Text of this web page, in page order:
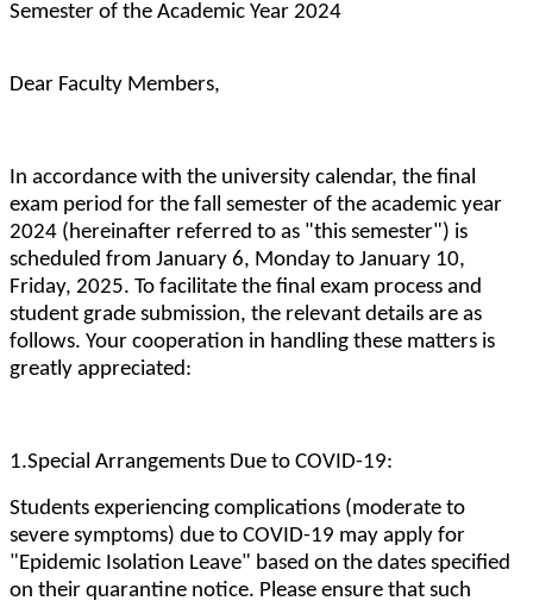
Semester of the Academic Year 2024
Dear Faculty Members,
In accordance with the university calendar, the final
exam period for the fall semester of the academic year
2024 (hereinafter referred to as "this semester") is
scheduled from January 6, Monday to January 10,
Friday, 2025. To facilitate the final exam process and
student grade submission, the relevant details are as
follows. Your cooperation in handling these matters is
greatly appreciated:
1.Special Arrangements Due to COVID-19:
Students experiencing complications (moderate to
severe symptoms) due to COVID-19 may apply for
"Epidemic Isolation Leave" based on the dates specified
on their quarantine notice. Please ensure that such